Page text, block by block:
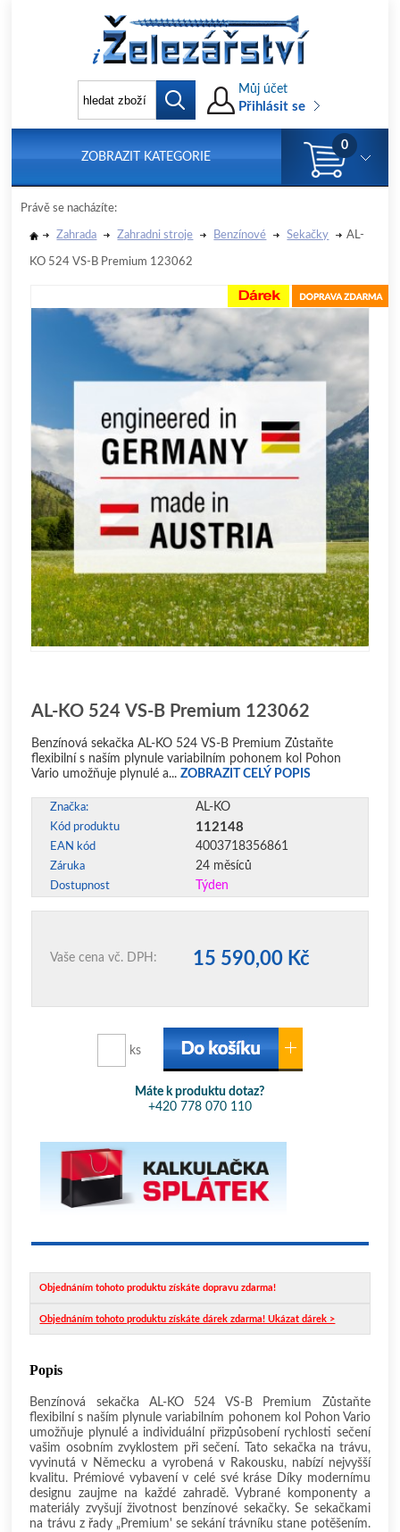
Můj účet
Přihlásit se
ZOBRAZIT KATEGORIE
0
Právě se nacházíte:
Zahrada Zahradni stroje Benzínové Sekačky AL-
KO 524 VS-B Premium 123062
AL-KO 524 VS-B Premium 123062
Benzínová sekačka AL-KO 524 VS-B Premium Zůstaňte
flexibilní s naším plynule variabilním pohonem kol Pohon
Vario umožňuje plynulé a... ZOBRAZIT CELÝ POPIS
Značka: AL-KO
Kód produktu 112148
EAN kód 4003718356861
Záruka 24 měsíců
Dostupnost Týden
Vaše cena vč. DPH: 15 590,00 Kč
ks
Máte k produktu dotaz?
+420 778 070 110
Objednáním tohoto produktu získáte dopravu zdarma!
Objednáním tohoto produktu získáte dárek zdarma! Ukázat dárek >
Popis
Benzínová sekačka AL-KO 524 VS-B Premium Zůstaňte
flexibilní s naším plynule variabilním pohonem kol Pohon Vario
umožňuje plynulé a individuální přizpůsobení rychlosti sečení
vašim osobním zvyklostem při sečení. Tato sekačka na trávu,
vyvinutá v Německu a vyrobená v Rakousku, nabízí nejvyšší
kvalitu. Prémiové vybavení v celé své kráse Díky modernímu
designu zaujme na každé zahradě. Vybrané komponenty a
materiály zvyšují životnost benzínové sekačky. Se sekačkami
na trávu z řady „Premium' se sekání trávníku stane potěšením.